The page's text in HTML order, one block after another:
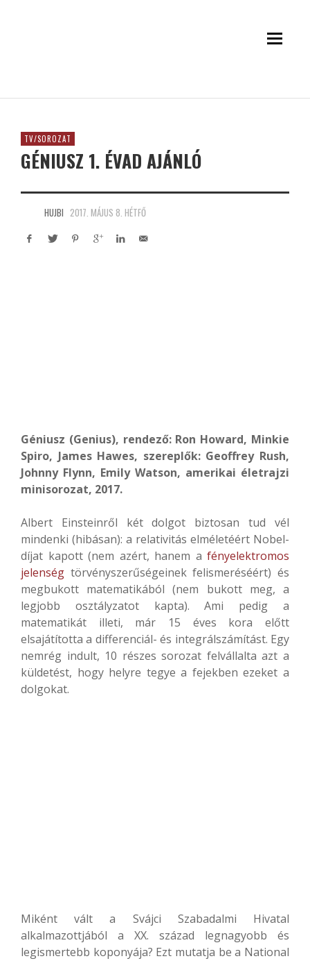
TV/SOROZAT
GÉNIUSZ 1. ÉVAD AJÁNLÓ
HUJBI 2017. MÁJUS 8. HÉTFŐ
Géniusz (Genius), rendező: Ron Howard, Minkie
Spiro, James Hawes, szereplők: Geoffrey Rush,
Johnny Flynn, Emily Watson, amerikai életrajzi
minisorozat, 2017.
Albert Einsteinről két dolgot biztosan tud vél
mindenki (hibásan): a relativitás elméletéért Nobel-
díjat kapott (nem azért, hanem a fényelektromos
jelenség törvényszerűségeinek felismeréséért) és
megbukott matematikából (nem bukott meg, a
legjobb osztályzatot kapta). Ami pedig a
matematikát illeti, már 15 éves kora előtt
elsajátította a differenciál- és integrálszámítást. Egy
nemrég indult, 10 részes sorozat felvállalta azt a
küldetést, hogy helyre tegye a fejekben ezeket a
dolgokat.
Miként vált a Svájci Szabadalmi Hivatal
alkalmazottjából a XX. század legnagyobb és
legismertebb koponyája? Ezt mutatja be a National